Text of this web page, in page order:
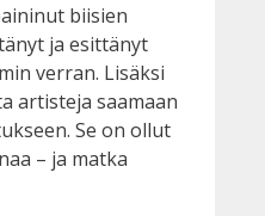
biisien
ja esittänyt
verran. Lisäksi
artisteja saamaan
Se on ollut
– ja matka